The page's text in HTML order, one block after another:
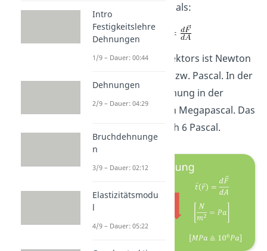
zeigt. Er ist definiert als:
Die Einheit dieses Vektors ist Newton
pro Quadratmeter bzw. Pascal. In der
Regel liegt die Spannung in der
Größenordnung von Megapascal. Das
entspricht Zehn hoch 6 Pascal.
Intro
Festigkeitslehre
Dehnungen
1/9 – Dauer: 00:44
Dehnungen
2/9 – Dauer: 04:29
Bruchdehnunge
n
3/9 – Dauer: 02:12
Elastizitätsmodu
l
4/9 – Dauer: 05:22